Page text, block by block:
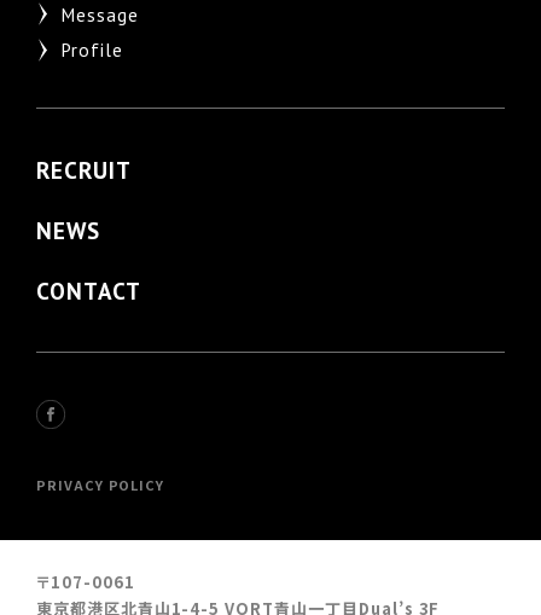
Message
Profile
RECRUIT
NEWS
CONTACT
PRIVACY POLICY
〒107-0061
東京都港区北青山1-4-5 VORT青山一丁目Dual’s 3F